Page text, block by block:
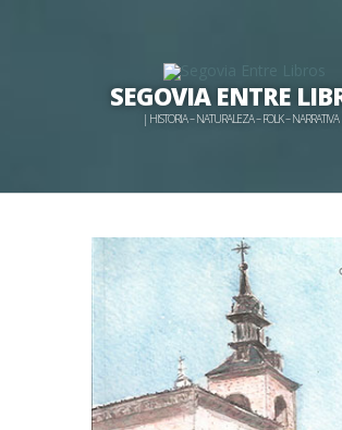
SEGOVIA ENTRE
| HISTORIA – NATURALEZA – FOLK – NARRATIVA